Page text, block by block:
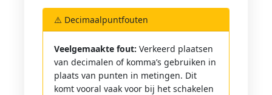
⚠️ Decimaalpuntfouten
Veelgemaakte fout: Verkeerd plaatsen
van decimalen of komma’s gebruiken in
plaats van punten in metingen. Dit
komt vooral vaak voor bij het schakelen